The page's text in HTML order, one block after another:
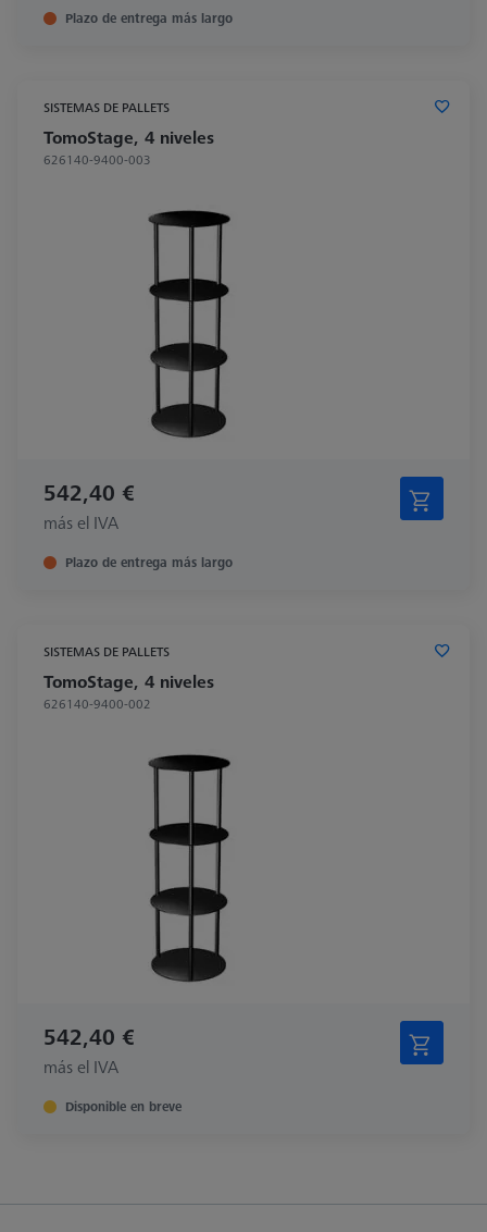
Plazo de entrega más largo
SISTEMAS DE PALLETS
TomoStage, 4 niveles
626140-9400-003
542,40 €
más el IVA
Plazo de entrega más largo
SISTEMAS DE PALLETS
TomoStage, 4 niveles
626140-9400-002
542,40 €
más el IVA
Disponible en breve